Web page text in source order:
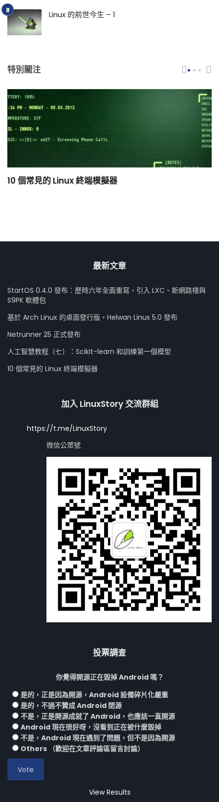
Linux 的前世今生 – 1
特別關注
10 個常見的 Linux 終端模擬器
最新文章
StartOS 0.4.0 發布：歷時六年全面重寫，引入 LXC、新網路棧與
S9PK 軟體包
基於 Arch Linux 的桌面發行版，Helwan Linux 5.0 發布
Netrunner 25 正式發布
人工智慧教程（七）：Scikit-learn 和訓練第一個模型
10 個常見的 Linux 終端模擬器
加入 LinuxStory 交流群組
https://t.me/LinuxStory
微信公眾號
投票調查
你覺得開源正在毀掉 Android 嗎？
是的，正是因為開源，Android 設備碎片化嚴重
是的，不過不贊成 Android 閉源
不是，正是開源成就了 Android，也應該一直開源
Android 現在很好呀，沒看到正在被什麼毀掉
不是，Android 現在遇到了問題，但不是因為開源
Others （歡迎在文章評論區留言討論）
View Results